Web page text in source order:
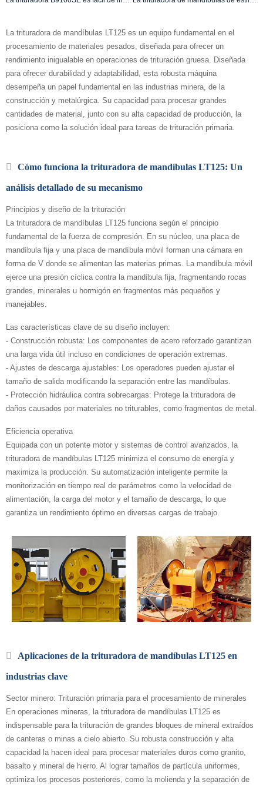
La trituradora de mandíbulas LT125 es un equipo fundamental en el
procesamiento de materiales pesados, diseñada para ofrecer un
rendimiento inigualable en operaciones de trituración gruesa. Diseñada
para ofrecer durabilidad y adaptabilidad, esta robusta máquina
desempeña un papel fundamental en las industrias minera, de la
construcción y metalúrgica. Su capacidad para procesar grandes
cantidades de material, junto con su alta capacidad de producción, la
posiciona como la solución ideal para tareas de trituración primaria.
Cómo funciona la trituradora de mandíbulas LT125: Un
análisis detallado de su mecanismo
Principios y diseño de la trituración
La trituradora de mandíbulas LT125 funciona según el principio
fundamental de la fuerza de compresión. En su núcleo, una placa de
mandíbula fija y una placa de mandíbula móvil forman una cámara en
forma de V donde se alimentan las materias primas. La mandíbula móvil
ejerce una presión cíclica contra la mandíbula fija, fragmentando rocas
grandes, minerales u hormigón en fragmentos más pequeños y
manejables.
Las características clave de su diseño incluyen:
- Construcción robusta: Los componentes de acero reforzado garantizan
una larga vida útil incluso en condiciones de operación extremas.
- Ajustes de descarga ajustables: Los operadores pueden ajustar el
tamaño de salida modificando la separación entre las mandíbulas.
- Protección hidráulica contra sobrecargas: Protege la trituradora de
daños causados ​​por materiales no triturables, como fragmentos de metal.
Eficiencia operativa
Equipada con un potente motor y sistemas de control avanzados, la
trituradora de mandíbulas LT125 minimiza el consumo de energía y
maximiza la producción. Su automatización inteligente permite la
monitorización en tiempo real de parámetros como la velocidad de
alimentación, la carga del motor y el tamaño de descarga, lo que
garantiza un rendimiento óptimo en diversas cargas de trabajo.
Aplicaciones de la trituradora de mandíbulas LT125 en
industrias clave
Sector minero: Trituración primaria para el procesamiento de minerales
En operaciones mineras, la trituradora de mandíbulas LT125 es
indispensable para la trituración de grandes bloques de mineral extraídos
de canteras o minas a cielo abierto. Su robusta construcción y alta
capacidad la hacen ideal para procesar materiales duros como granito,
basalto y mineral de hierro. Al lograr tamaños de partícula uniformes,
optimiza los procesos posteriores, como la molienda y la separación de